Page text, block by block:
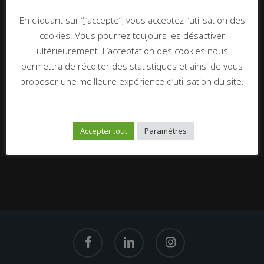
Next Post
Pépite
En cliquant sur ”J’accepte”, vous acceptez l’utilisation des
cookies. Vous pourrez toujours les désactiver
ultérieurement. L’acceptation des cookies nous
permettra de récolter des statistiques et ainsi de vous
proposer une meilleure expérience d’utilisation du site.
Accepter tout Paramètres